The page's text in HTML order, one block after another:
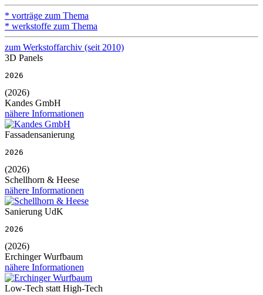
* vorträge zum Thema
* werkstoffe zum Thema
zum Werkstoffarchiv (seit 2010)
3D Panels
2026
(2026)
Kandes GmbH
nähere Informationen
Fassadensanierung
2026
(2026)
Schellhorn & Heese
nähere Informationen
Sanierung UdK
2026
(2026)
Erchinger Wurfbaum
nähere Informationen
Low-Tech statt High-Tech